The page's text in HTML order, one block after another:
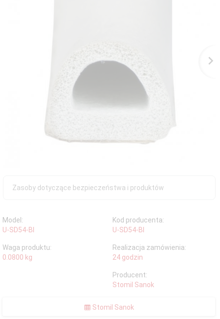
Zasoby dotyczące bezpieczeństwa i produktów
Model:
U-SD54-BI
Kod producenta:
U-SD54-BI
Waga produktu:
0.0800 kg
Realizacja zamówienia:
24 godzin
Producent:
Stomil Sanok
Stomil Sanok